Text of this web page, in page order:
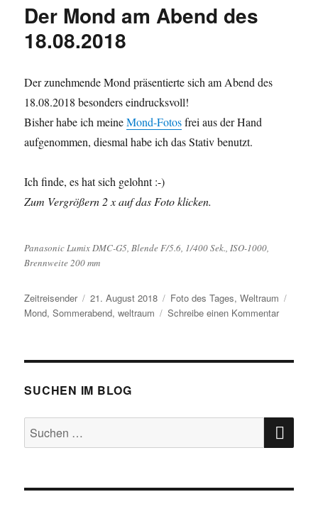
Der Mond am Abend des
18.08.2018
Der zunehmende Mond präsentierte sich am Abend des
18.08.2018 besonders eindrucksvoll!
Bisher habe ich meineMond-Fotosfrei aus der Hand
aufgenommen, diesmal habe ich das Stativ benutzt.
Ich finde, es hat sich gelohnt :-)
Zum Vergrößern 2 x auf das Foto klicken.
Panasonic Lumix DMC-G5, Blende F/5.6, 1/400 Sek., ISO-1000,
Brennweite 200 mm
Autor
Zeitreisender
Veröffentlicht
am
21. August 2018 Kategorien
Foto des Tages,Weltraum
Mond,Sommerabend,weltraum Schreibe einen Kommentarzu
am
SUCHEN IM BLOG
Suchen
nach: